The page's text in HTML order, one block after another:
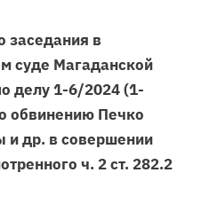
заседания в
суде Магаданской
делу 1-6/2024 (1-
обвинению Печко
и др. в совершении
ч. 2 ст. 282.2